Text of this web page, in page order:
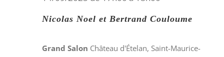
Nicolas Noel et Bertrand Couloume
Grand Salon Château d'Ételan, Saint-Maurice-